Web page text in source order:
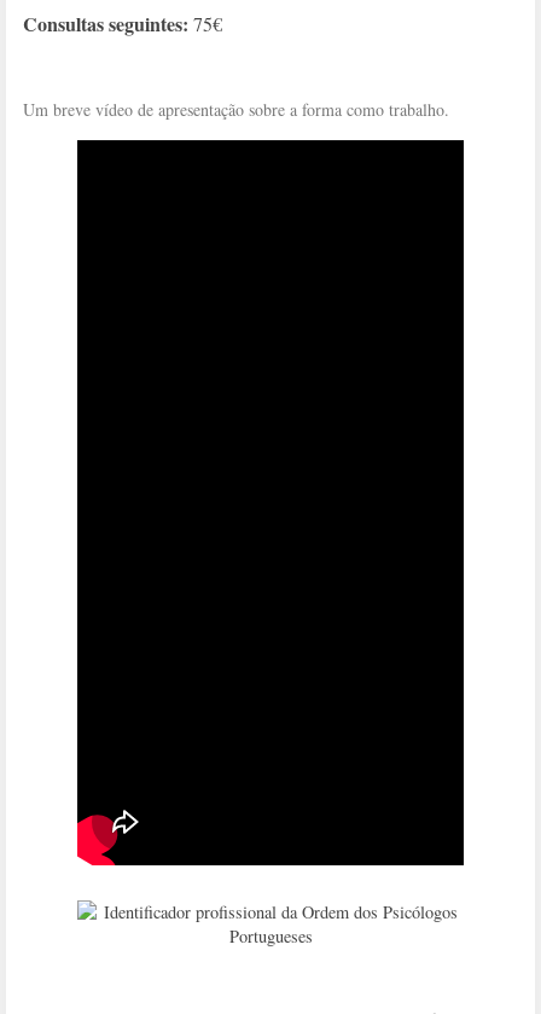
Consultas seguintes: 75€
Um breve vídeo de apresentação sobre a forma como trabalho.